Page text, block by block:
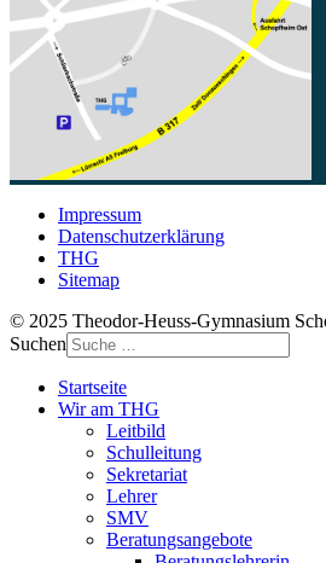
Impressum
Datenschutzerklärung
THG
Sitemap
© 2025 Theodor-Heuss-Gymnasium
Suchen
Startseite
Wir am THG
Leitbild
Schulleitung
Sekretariat
Lehrer
SMV
Beratungsangebote